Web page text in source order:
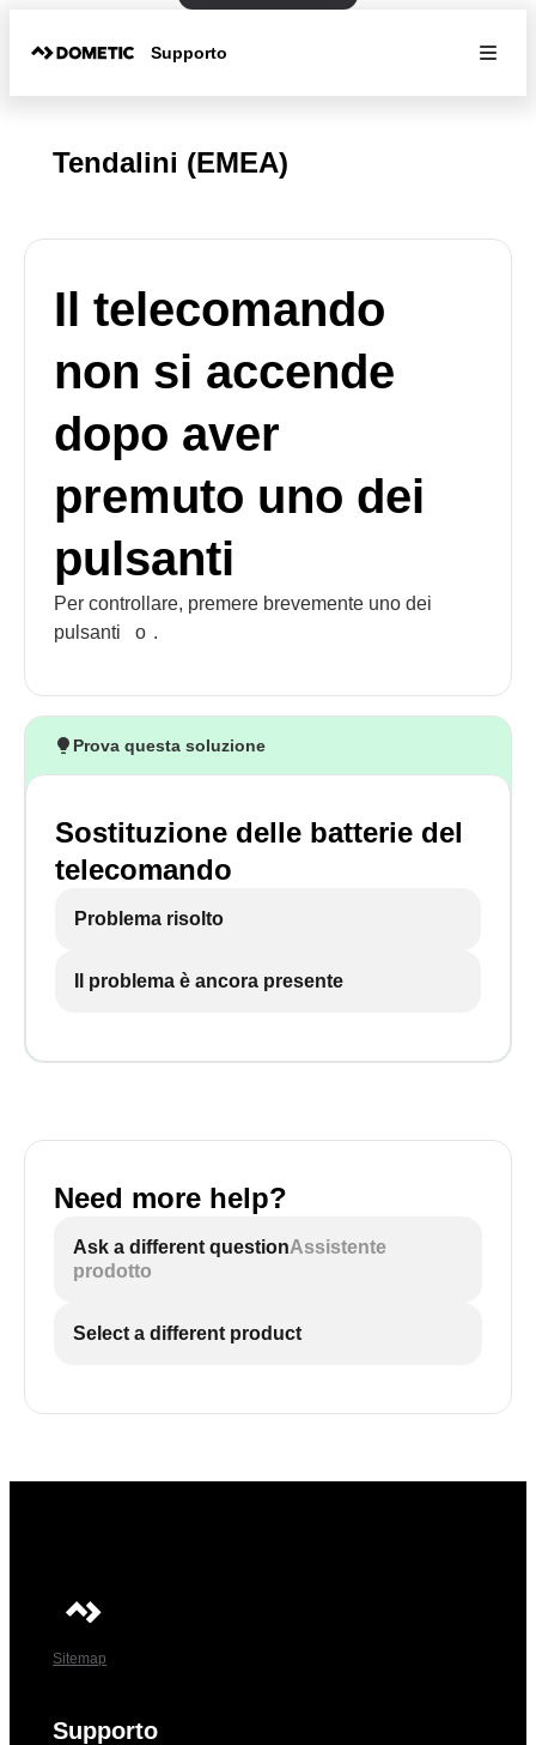
Supporto
Tendalini (EMEA)
Il telecomando
non si accende
dopo aver
premuto uno dei
pulsanti
Per controllare, premere brevemente uno dei
pulsanti
o .
Prova questa soluzione
Sostituzione delle batterie del
telecomando
Problema risolto
Il problema è ancora presente
Need more help?
Ask a different questionAssistente
prodotto
Select a different product
Sitemap
Supporto